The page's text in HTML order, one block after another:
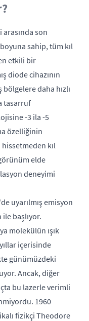
son
sahip, tüm kıl
etkili bir
diode cihazının
bölgelere daha hızlı
tasarruf
-3 ila -5
özelliğinin
hissetmeden kıl
elde
deneyimi
uyarılmış emisyon
başlıyor.
molekülün ışık
içerisinde
günümüzdeki
Ancak, diğer
bu lazerle verimli
1960
fizikçi Theodore